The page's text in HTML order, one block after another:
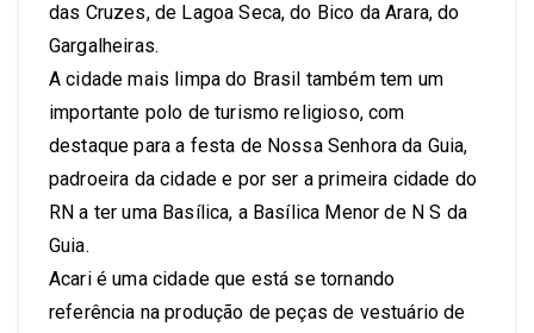
das Cruzes, de Lagoa Seca, do Bico da Arara, do
Gargalheiras.
A cidade mais limpa do Brasil também tem um
importante polo de turismo religioso, com
destaque para a festa de Nossa Senhora da Guia,
padroeira da cidade e por ser a primeira cidade do
RN a ter uma Basílica, a Basílica Menor de N S da
Guia.
Acari é uma cidade que está se tornando
referência na produção de peças de vestuário de